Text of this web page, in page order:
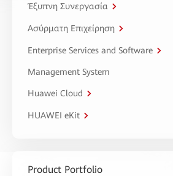
Έξυπνη Συνεργασία
Ασύρματη Επιχείρηση
Enterprise Services and Software
Management System
Huawei Cloud
HUAWEI eKit
Product Portfolio